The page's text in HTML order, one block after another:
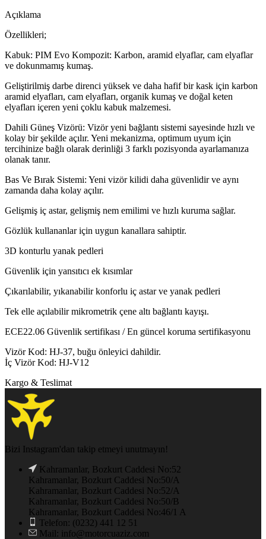
Açıklama
Özellikleri;
Kabuk: PIM Evo Kompozit: Karbon, aramid elyaflar, cam elyaflar
ve dokunmamış kumaş.
Geliştirilmiş darbe direnci yüksek ve daha hafif bir kask için karbon
aramid elyafları, cam elyafları, organik kumaş ve doğal keten
elyafları içeren yeni çoklu kabuk malzemesi.
Dahili Güneş Vizörü: Vizör yeni bağlantı sistemi sayesinde hızlı ve
kolay bir şekilde açılır. Yeni mekanizma, optimum uyum için
tercihinize bağlı olarak derinliği 3 farklı pozisyonda ayarlamanıza
olanak tanır.
Bas Ve Bırak Sistemi: Yeni vizör kilidi daha güvenlidir ve aynı
zamanda daha kolay açılır.
Gelişmiş iç astar, gelişmiş nem emilimi ve hızlı kuruma sağlar.
Gözlük kullananlar için uygun kanallara sahiptir.
3D konturlu yanak pedleri
Güvenlik için yansıtıcı ek kısımlar
Çıkarılabilir, yıkanabilir konforlu iç astar ve yanak pedleri
Tek elle açılabilir mikrometrik çene altı bağlantı kayışı.
ECE22.06 Güvenlik sertifikası / En güncel koruma sertifikasyonu
Vizör Kod: HJ-37, buğu önleyici dahildir.
İç Vizör Kod: HJ-V12
Kargo & Teslimat
Bizi Instagram'dan takip etmeyi unutmayın!
Kahramanlar, Bozkurt Caddesi No:52
Kahramanlar, Bozkurt Caddesi No:50/A
Kahramanlar, Bozkurt Caddesi No:52/A
Kahramanlar, Bozkurt Caddesi No:50/B
Kahramanlar, Bozkurt Caddesi No:46/1 A
Telefon: (0232) 441 12 51
Mail: info@motorcuaziz.com